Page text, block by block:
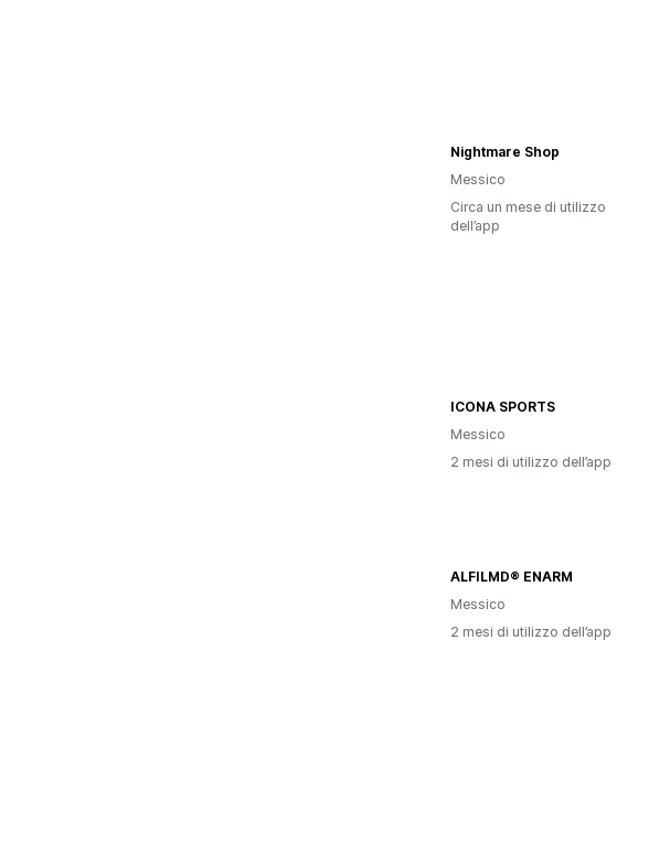
Nightmare Shop
Messico
Circa un mese di utilizzo
dell’app
ICONA SPORTS
Messico
2 mesi di utilizzo dell’app
ALFILMD® ENARM
Messico
2 mesi di utilizzo dell’app